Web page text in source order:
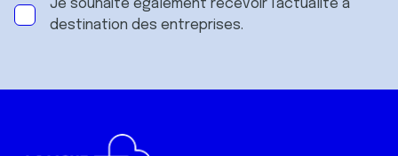
Je souhaite également recevoir l'actualité à
destination des entreprises.